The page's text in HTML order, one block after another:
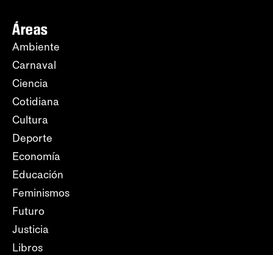
Áreas
Ambiente
Carnaval
Ciencia
Cotidiana
Cultura
Deporte
Economía
Educación
Feminismos
Futuro
Justicia
Libros